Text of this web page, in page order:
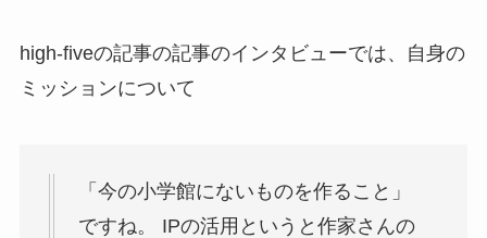
high-fiveの記事の記事のインタビューでは、自身の
ミッションについて
「今の小学館にないものを作ること」
ですね。 IPの活用というと作家さんの